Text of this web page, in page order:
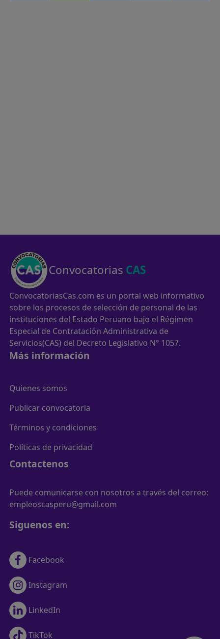
Convocatorias CAS
ConvocatoriasCas.com es un portal web informativo
sobre los procesos de selección de personal de las
instituciones del Estado Peruano bajo el Régimen
Especial de Contratación Administrativa de
Servicios(CAS) del Decreto Legislativo N° 1057.
Más información
Quienes somos
Publicar convocatoria
Términos y condiciones
Políticas de privacidad
Contactenos
Puede comunicarse con nosotros a través del correo:
empleoscasperu@gmail.com
Siguenos en:
Facebook
Instagram
LinkedIn
TikTok